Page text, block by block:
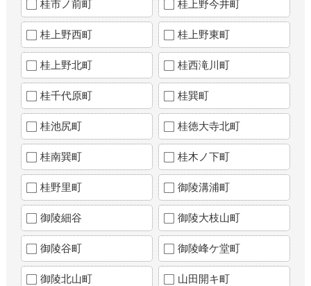
桂市ノ前町 桂上野今井町
桂上野西町 桂上野東町
桂上野北町 桂西滝川町
桂千代原町 桂巽町
桂池尻町 桂徳大寺北町
桂南巽町 桂木ノ下町
桂野里町 御陵溝浦町
御陵細谷 御陵大枝山町
御陵谷町 御陵峰ケ堂町
御陵北山町 山田開キ町